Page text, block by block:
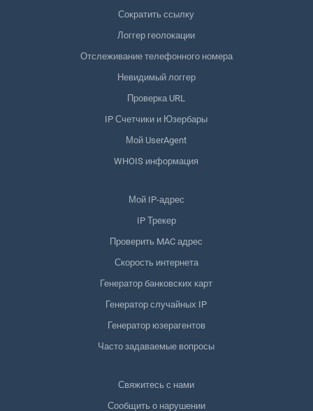
Сократить ссылку
Логгер геолокации
Отслеживание телефонного номера
Невидимый логгер
Проверка URL
IP Счетчики и Юзербары
Мой UserAgent
WHOIS информация
Мой IP-адрес
IP Трекер
Проверить MAC адрес
Скорость интернета
Генератор банковских карт
Генератор случайных IP
Генератор юзерагентов
Часто задаваемые вопросы
Свяжитесь с нами
Сообщить о нарушении